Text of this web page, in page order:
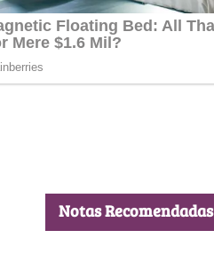
Notas Recomendadas